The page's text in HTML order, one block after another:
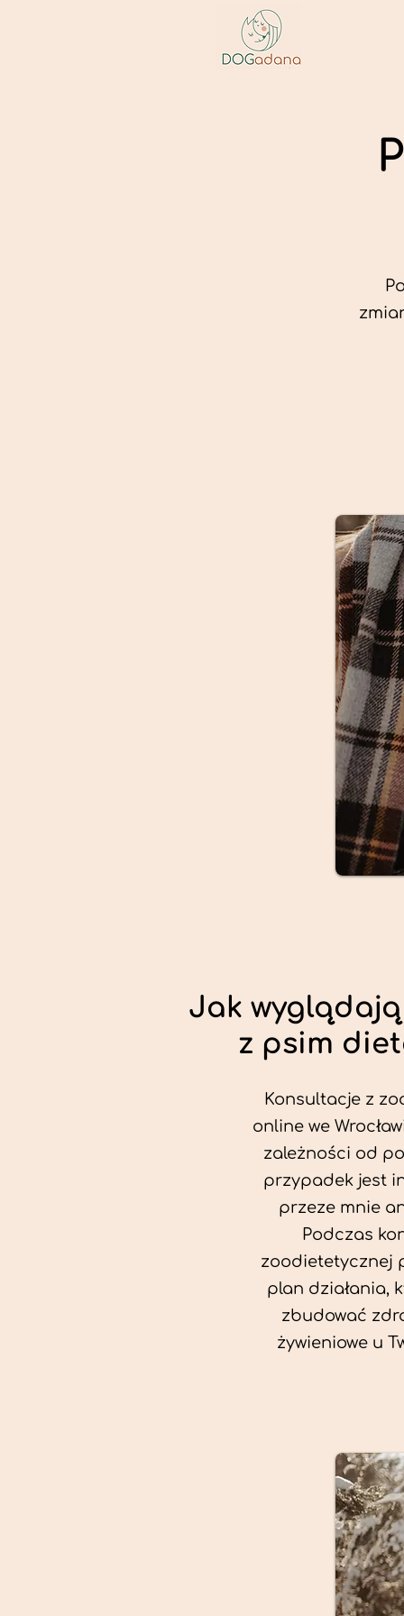
Jak
z psim
Konsultacje z
online we
zależności od
przypadek jest
przeze mnie
Podczas
zoodietetycznej
plan działania,
zbudować
żywieniowe u